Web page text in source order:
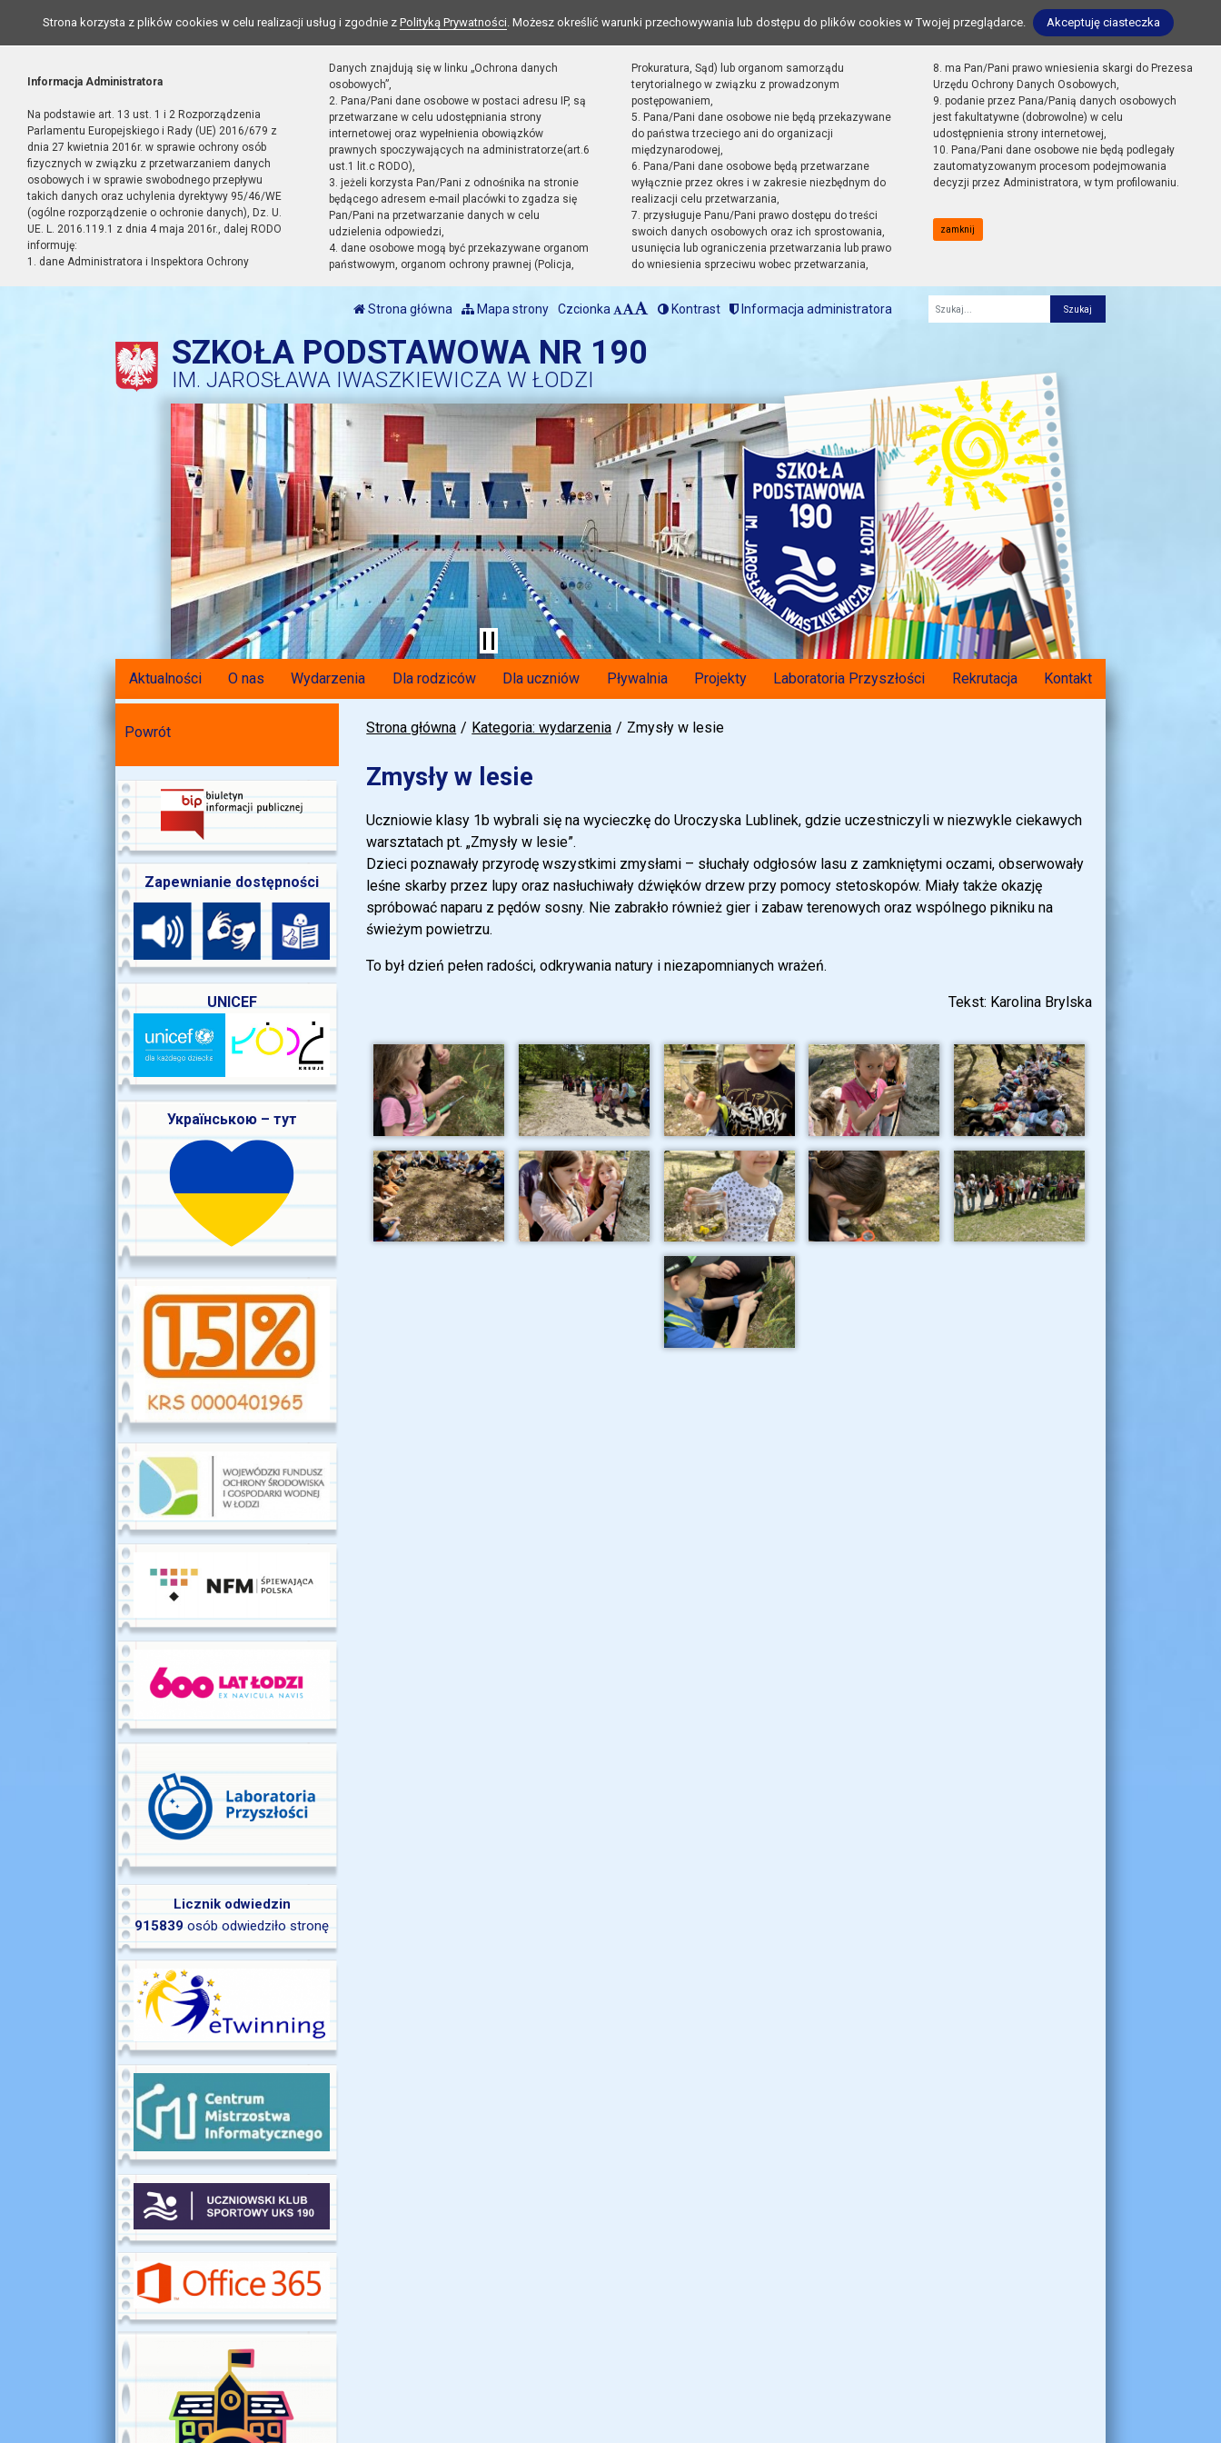
Strona korzysta z plików cookies w celu realizacji usług i zgodnie z Polityką Prywatności. Możesz określić warunki przechowywania lub dostępu do plików cookies w Twojej przeglądarce. Akceptuję ciasteczka
Informacja Administratora
Na podstawie art. 13 ust. 1 i 2 Rozporządzenia
Parlamentu Europejskiego i Rady (UE) 2016/679 z
dnia 27 kwietnia 2016r. w sprawie ochrony osób
fizycznych w związku z przetwarzaniem danych
osobowych i w sprawie swobodnego przepływu
takich danych oraz uchylenia dyrektywy 95/46/WE
(ogólne rozporządzenie o ochronie danych), Dz. U.
UE. L. 2016.119.1 z dnia 4 maja 2016r., dalej RODO
informuję:
1. dane Administratora i Inspektora Ochrony
Danych znajdują się w linku „Ochrona danych
osobowych”,
2. Pana/Pani dane osobowe w postaci adresu IP, są
przetwarzane w celu udostępniania strony
internetowej oraz wypełnienia obowiązków
prawnych spoczywających na administratorze(art.6
ust.1 lit.c RODO),
3. jeżeli korzysta Pan/Pani z odnośnika na stronie
będącego adresem e-mail placówki to zgadza się
Pan/Pani na przetwarzanie danych w celu
udzielenia odpowiedzi,
4. dane osobowe mogą być przekazywane organom
państwowym, organom ochrony prawnej (Policja,
Prokuratura, Sąd) lub organom samorządu
terytorialnego w związku z prowadzonym
postępowaniem,
5. Pana/Pani dane osobowe nie będą przekazywane
do państwa trzeciego ani do organizacji
międzynarodowej,
6. Pana/Pani dane osobowe będą przetwarzane
wyłącznie przez okres i w zakresie niezbędnym do
realizacji celu przetwarzania,
7. przysługuje Panu/Pani prawo dostępu do treści
swoich danych osobowych oraz ich sprostowania,
usunięcia lub ograniczenia przetwarzania lub prawo
do wniesienia sprzeciwu wobec przetwarzania,
8. ma Pan/Pani prawo wniesienia skargi do Prezesa
Urzędu Ochrony Danych Osobowych,
9. podanie przez Pana/Panią danych osobowych
jest fakultatywne (dobrowolne) w celu
udostępnienia strony internetowej,
10. Pana/Pani dane osobowe nie będą podlegały
zautomatyzowanym procesom podejmowania
decyzji przez Administratora, w tym profilowaniu.
zamknij
Strona główna Mapa strony Czcionka Kontrast Informacja administratora
Fraza
SZKOŁA PODSTAWOWA NR 190
IM. JAROSŁAWA IWASZKIEWICZA W ŁODZI
Aktualności O nas Wydarzenia Dla rodziców Dla uczniów Pływalnia Projekty Laboratoria Przyszłości Rekrutacja Kontakt
Strona główna Kategoria: wydarzenia Zmysły w lesie
Zmysły w lesie
Uczniowie klasy 1b wybrali się na wycieczkę do Uroczyska Lublinek, gdzie uczestniczyli w niezwykle ciekawych
warsztatach pt. „Zmysły w lesie”.
Dzieci poznawały przyrodę wszystkimi zmysłami – słuchały odgłosów lasu z zamkniętymi oczami, obserwowały
leśne skarby przez lupy oraz nasłuchiwały dźwięków drzew przy pomocy stetoskopów. Miały także okazję
spróbować naparu z pędów sosny. Nie zabrakło również gier i zabaw terenowych oraz wspólnego pikniku na
świeżym powietrzu.
To był dzień pełen radości, odkrywania natury i niezapomnianych wrażeń.
Tekst: Karolina Brylska
Powrót
Zapewnianie dostępności
UNICEF
Українською – тут
Licznik odwiedzin
915839 osób odwiedziło stronę